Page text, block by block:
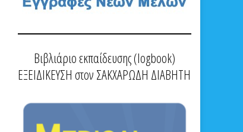
Βιβλιάριο εκπαίδευσης (logbook)
ΕΞΕΙΔΙΚΕΥΣΗ στον ΣΑΚΧΑΡΩΔΗ ΔΙΑΒΗΤΗ